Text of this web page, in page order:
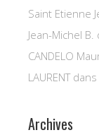
Saint Etienne
Jean-Michel B.
CANDELO
LAURENTdans
Archives